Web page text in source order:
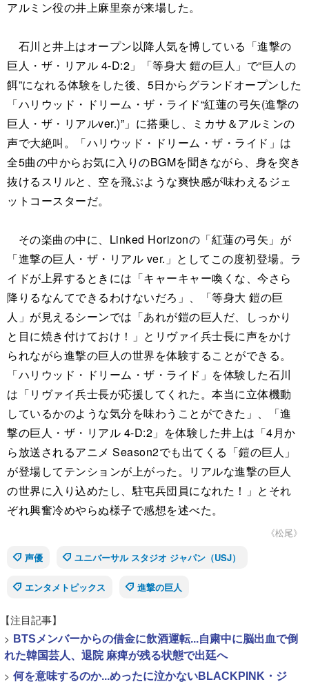
アルミン役の井上麻里奈が来場した。
石川と井上はオープン以降人気を博している「進撃の
巨人・ザ・リアル 4-D:2」「等身大 鎧の巨人」で“巨人の
餌”になれる体験をした後、5日からグランドオープンした
「ハリウッド・ドリーム・ザ・ライド“紅蓮の弓矢(進撃の
巨人・ザ・リアルver.)”」に搭乗し、ミカサ＆アルミンの
声で大絶叫。「ハリウッド・ドリーム・ザ・ライド」は
全5曲の中からお気に入りのBGMを聞きながら、身を突き
抜けるスリルと、空を飛ぶような爽快感が味わえるジェ
ットコースターだ。
その楽曲の中に、Linked Horizonの「紅蓮の弓矢」が
「進撃の巨人・ザ・リアル ver.」としてこの度初登場。ラ
イドが上昇するときには「キャーキャー喚くな、今さら
降りるなんてできるわけないだろ」、「等身大 鎧の巨
人」が見えるシーンでは「あれが鎧の巨人だ、しっかり
と目に焼き付けておけ！」とリヴァイ兵士長に声をかけ
られながら進撃の巨人の世界を体験することができる。
「ハリウッド・ドリーム・ザ・ライド」を体験した石川
は「リヴァイ兵士長が応援してくれた。本当に立体機動
しているかのような気分を味わうことができた」、「進
撃の巨人・ザ・リアル 4-D:2」を体験した井上は「4月か
ら放送されるアニメ Season2でも出てくる「鎧の巨人」
が登場してテンションが上がった。リアルな進撃の巨人
の世界に入り込めたし、駐屯兵団員になれた！」とそれ
ぞれ興奮冷めやらぬ様子で感想を述べた。
《松尾》
声優
ユニバーサル スタジオ ジャパン（USJ）
エンタメトピックス 進撃の巨人
【注目記事】
> BTSメンバーからの借金に飲酒運転...自粛中に脳出血で倒
れた韓国芸人、退院 麻痺が残る状態で出廷へ
> 何を意味するのか...めったに泣かないBLACKPINK・ジ